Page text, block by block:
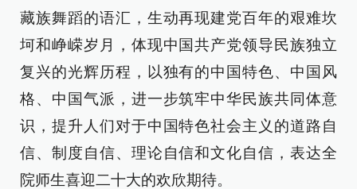
藏族舞蹈的语汇，生动再现建党百年的艰难坎
坷和峥嵘岁月，体现中国共产党领导民族独立
复兴的光辉历程，以独有的中国特色、中国风
格、中国气派，进一步筑牢中华民族共同体意
识，提升人们对于中国特色社会主义的道路自
信、制度自信、理论自信和文化自信，表达全
院师生喜迎二十大的欢欣期待。